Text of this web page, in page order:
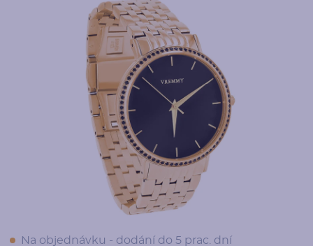
Na objednávku - dodání do 5 prac. dní